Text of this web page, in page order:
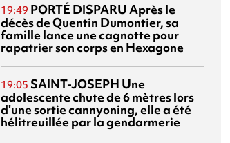
19:49 PORTÉ DISPARUAprès le
décès de Quentin Dumontier, sa
famille lance une cagnotte pour
rapatrier son corps en Hexagone
19:05 SAINT-JOSEPH Une
adolescente chute de 6 mètres lors
d'une sortie cannyoning, elle a été
hélitreuillée par la gendarmerie